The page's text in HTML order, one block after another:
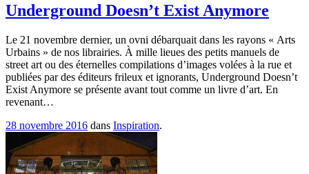
Underground Doesn’t Exist Anymore
Le 21 novembre dernier, un ovni débarquait dans les rayons « Arts
Urbains » de nos librairies. À mille lieues des petits manuels de
street art ou des éternelles compilations d’images volées à la rue et
publiées par des éditeurs frileux et ignorants, Underground Doesn’t
Exist Anymore se présente avant tout comme un livre d’art. En
revenant…
28 novembre 2016 dans Inspiration.